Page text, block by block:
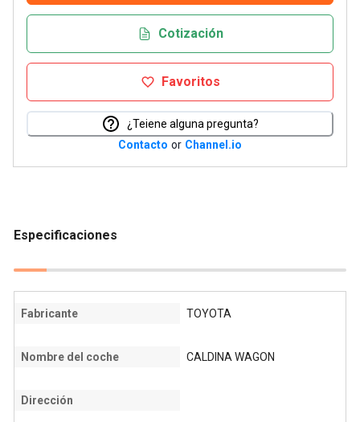
Cotización
Favoritos
¿Teiene alguna pregunta?
Contacto or Channel.io
Especificaciones
Fabricante TOYOTA
Nombre del coche CALDINA WAGON
Dirección